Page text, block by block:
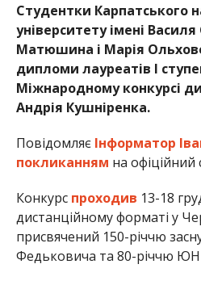
Студентки Карпатського
університету імені
Матюшина і Марія
дипломи лауреатів І
Міжнародному конкурсі
Андрія Кушніренка.
Повідомляє Інформатор
покликанням на офіційний
Конкурс проходив 13-18
дистанційному форматі у
присвячений 150-річчю
Федьковича та 80-річчю